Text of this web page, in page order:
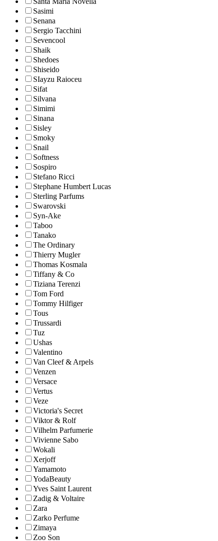
Sasimi
Senana
Sergio Tacchini
Sevencool
Shaik
Shedoes
Shiseido
SIayzu Raioceu
Sifat
Silvana
Simimi
Sinana
Sisley
Smoky
Snail
Softness
Sospiro
Stefano Ricci
Stephane Humbert Lucas
Sterling Parfums
Swarovski
Syn-Ake
Taboo
Tanako
The Ordinary
Thierry Mugler
Thomas Kosmala
Tiffany & Co
Tiziana Terenzi
Tom Ford
Tommy Hilfiger
Tous
Trussardi
Tuz
Ushas
Valentino
Van Cleef & Arpels
Venzen
Versace
Vertus
Veze
Victoria's Secret
Viktor & Rolf
Vilhelm Parfumerie
Vivienne Sabo
Wokali
Xerjoff
Yamamoto
YodaBeauty
Yves Saint Laurent
Zadig & Voltaire
Zara
Zarko Perfume
Zimaya
Zoo Son